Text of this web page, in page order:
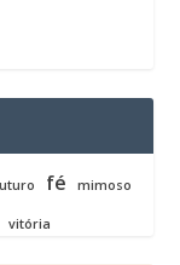
fé mimoso
vitória